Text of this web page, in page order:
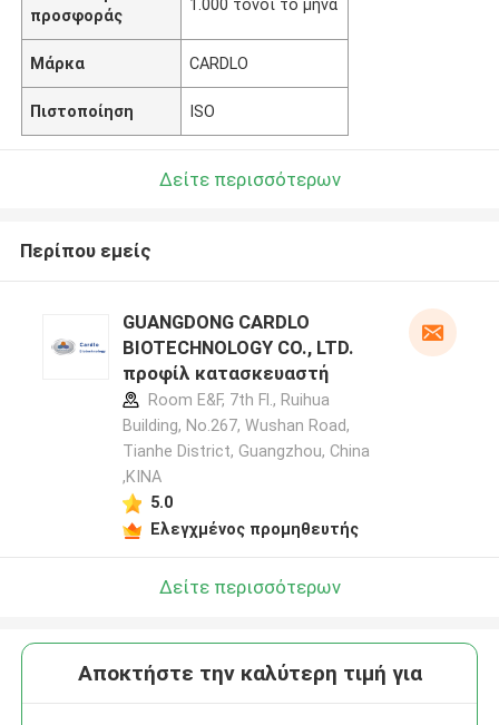
προσφοράς
1.000 τόνοι το μήνα
Μάρκα CARDLO
Πιστοποίηση ISO
Δείτε περισσότερων
Περίπου εμείς
GUANGDONG CARDLO
BIOTECHNOLOGY CO., LTD.
προφίλ κατασκευαστή
Room E&F, 7th Fl., Ruihua
Building, No.267, Wushan Road,
Tianhe District, Guangzhou, China
,ΚΙΝΑ
5.0
Ελεγχμένος προμηθευτής
Δείτε περισσότερων
Αποκτήστε την καλύτερη τιμή για